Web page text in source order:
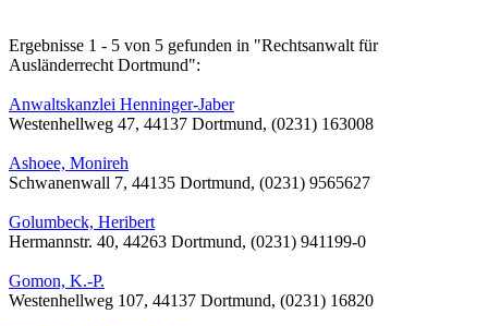
Ergebnisse 1 - 5 von 5 gefunden in "Rechtsanwalt für
Ausländerrecht Dortmund":
Anwaltskanzlei Henninger-Jaber
Westenhellweg 47, 44137 Dortmund, (0231) 163008
Ashoee, Monireh
Schwanenwall 7, 44135 Dortmund, (0231) 9565627
Golumbeck, Heribert
Hermannstr. 40, 44263 Dortmund, (0231) 941199-0
Gomon, K.-P.
Westenhellweg 107, 44137 Dortmund, (0231) 16820